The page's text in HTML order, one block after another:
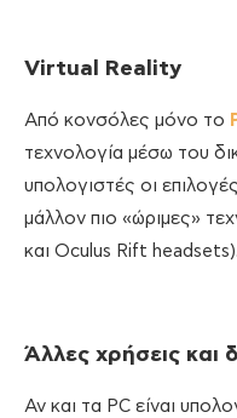
Virtual Reality
Από κονσόλες μόνο το
τεχνολογία μέσω του
υπολογιστές οι
μάλλον πιο «ώριμες»
και Oculus Rift headsets).
Άλλες χρήσεις και
Αν και τα PC είναι